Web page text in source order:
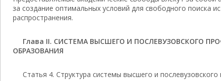
за создание оптимальных условий для свободного поиска
распространения.
Глава II. СИСТЕМА ВЫСШЕГО И ПОСЛЕВУЗОВСКОГО
ОБРАЗОВАНИЯ
Статья 4. Структура системы высшего и